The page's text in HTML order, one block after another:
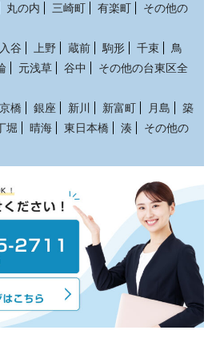
丸の内 三崎町 有楽町
その他の
入谷 上野 蔵前 駒形 千束
鳥
元浅草 谷中
その他の台東区全
京橋 銀座 新川 新富町 月島
築
堀 晴海 東日本橋 湊
その他の